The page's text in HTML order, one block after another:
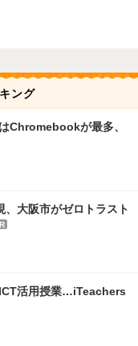
ング
Chromebookが最多、
大阪市がゼロトラスト
活用授業…iTeachers